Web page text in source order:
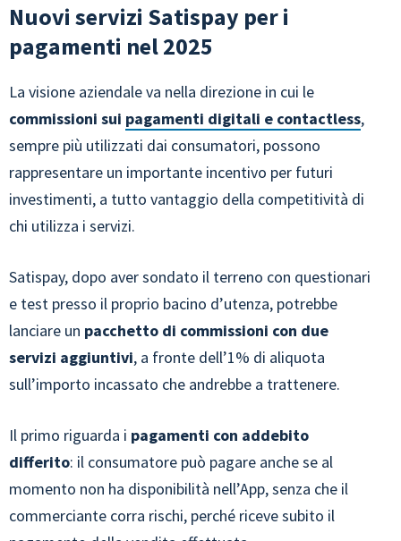
Nuovi servizi Satispay per i
pagamenti nel 2025
La visione aziendale va nella direzione in cui le
commissioni sui pagamenti digitali e contactless,
sempre più utilizzati dai consumatori, possono
rappresentare un importante incentivo per futuri
investimenti, a tutto vantaggio della competitività di
chi utilizza i servizi.
Satispay, dopo aver sondato il terreno con questionari
e test presso il proprio bacino d’utenza, potrebbe
lanciare un pacchetto di commissioni con due
servizi aggiuntivi, a fronte dell’1% di aliquota
sull’importo incassato che andrebbe a trattenere.
Il primo riguarda i pagamenti con addebito
differito: il consumatore può pagare anche se al
momento non ha disponibilità nell’App, senza che il
commerciante corra rischi, perché riceve subito il